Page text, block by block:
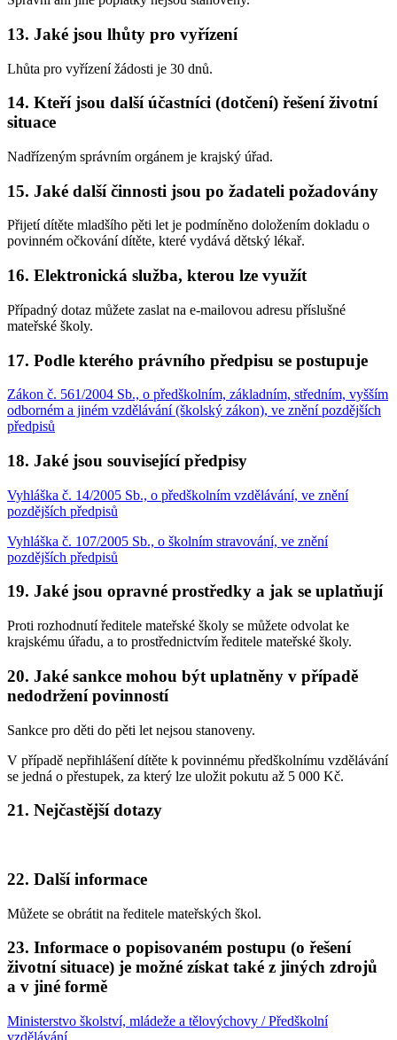
13. Jaké jsou lhůty pro vyřízení
Lhůta pro vyřízení žádosti je 30 dnů.
14. Kteří jsou další účastníci (dotčení) řešení životní
situace
Nadřízeným správním orgánem je krajský úřad.
15. Jaké další činnosti jsou po žadateli požadovány
Přijetí dítěte mladšího pěti let je podmíněno doložením dokladu o
povinném očkování dítěte, které vydává dětský lékař.
16. Elektronická služba, kterou lze využít
Případný dotaz můžete zaslat na e-mailovou adresu příslušné
mateřské školy.
17. Podle kterého právního předpisu se postupuje
Zákon č. 561/2004 Sb., o předškolním, základním, středním, vyšším
odborném a jiném vzdělávání (školský zákon), ve znění pozdějších
předpisů
18. Jaké jsou související předpisy
Vyhláška č. 14/2005 Sb., o předškolním vzdělávání, ve znění
pozdějších předpisů
Vyhláška č. 107/2005 Sb., o školním stravování, ve znění
pozdějších předpisů
19. Jaké jsou opravné prostředky a jak se uplatňují
Proti rozhodnutí ředitele mateřské školy se můžete odvolat ke
krajskému úřadu, a to prostřednictvím ředitele mateřské školy.
20. Jaké sankce mohou být uplatněny v případě
nedodržení povinností
Sankce pro děti do pěti let nejsou stanoveny.
V případě nepřihlášení dítěte k povinnému předškolnímu vzdělávání
se jedná o přestupek, za který lze uložit pokutu až 5 000 Kč.
21. Nejčastější dotazy
22. Další informace
Můžete se obrátit na ředitele mateřských škol.
23. Informace o popisovaném postupu (o řešení
životní situace) je možné získat také z jiných zdrojů
a v jiné formě
Ministerstvo školství, mládeže a tělovýchovy / Předškolní
vzdělávání